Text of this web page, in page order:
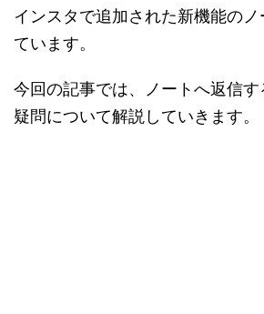
インスタで追加された新機能の
ています。
今回の記事では、ノートへ返信
疑問について解説していきます。